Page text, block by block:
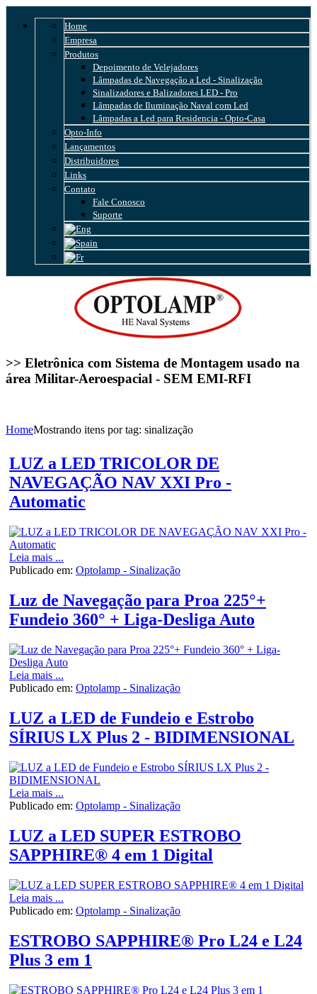
Home
Empresa
Produtos
Depoimento de Velejadores
Lâmpadas de Navegação a Led - Sinalização
Sinalizadores e Balizadores LED - Pro
Lâmpadas de Iluminação Naval com Led
Lâmpadas a Led para Residencia - Opto-Casa
Opto-Info
Lançamentos
Distribuidores
Links
Contato
Fale Conosco
Suporte
>> Eletrônica com Sistema de Montagem usado na
área Militar-Aeroespacial - SEM EMI-RFI
HomeMostrando itens por tag: sinalização
LUZ a LED TRICOLOR DE
NAVEGAÇÃO NAV XXI Pro -
Automatic
Leia mais ...
Publicado em: Optolamp - Sinalização
Luz de Navegação para Proa 225°+
Fundeio 360° + Liga-Desliga Auto
Leia mais ...
Publicado em: Optolamp - Sinalização
LUZ a LED de Fundeio e Estrobo
SÍRIUS LX Plus 2 - BIDIMENSIONAL
Leia mais ...
Publicado em: Optolamp - Sinalização
LUZ a LED SUPER ESTROBO
SAPPHIRE® 4 em 1 Digital
Leia mais ...
Publicado em: Optolamp - Sinalização
ESTROBO SAPPHIRE® Pro L24 e L24
Plus 3 em 1